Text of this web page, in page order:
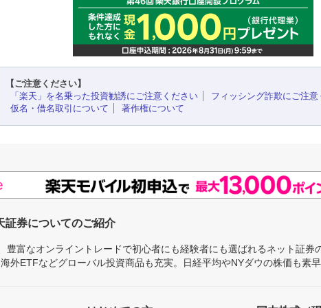
【ご注意ください】
「楽天」を名乗った投資勧誘にご注意ください
フィッシング詐欺にご注意
仮名・借名取引について
著作権について
証券についてのご紹介
豊富なオンライントレードで初心者にも経験者にも選ばれるネット証
外ETFなどグローバル投資商品も充実。日経平均やNYダウの株価も素早